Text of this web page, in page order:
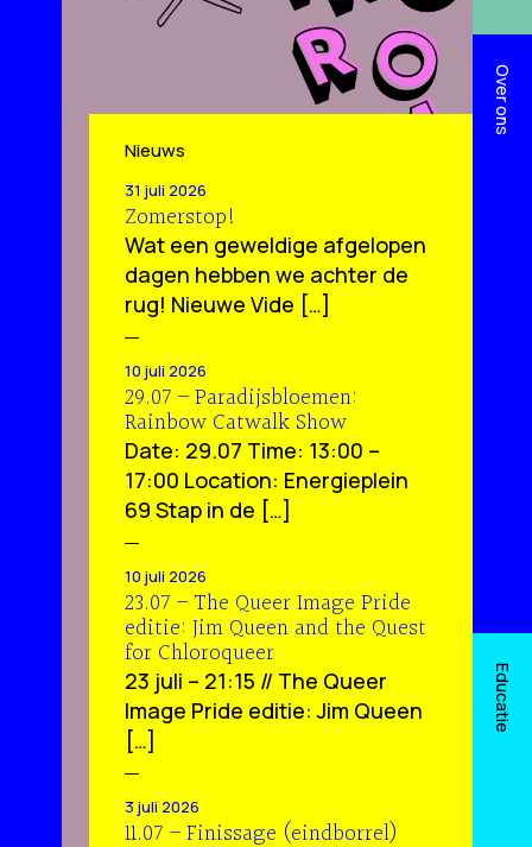
Nieuws
31 juli 2026
Zomerstop!
Wat een geweldige afgelopen
dagen hebben we achter de
rug! Nieuwe Vide […]
10 juli 2026
29.07 – Paradijsbloemen:
Rainbow Catwalk Show
Date: 29.07 Time: 13:00 –
17:00 Location: Energieplein
69 Stap in de […]
10 juli 2026
23.07 – The Queer Image Pride
editie: Jim Queen and the Quest
for Chloroqueer
23 juli – 21:15 // The Queer
Image Pride editie: Jim Queen
[…]
3 juli 2026
11.07 – Finissage (eindborrel)
Over ons
Educatie